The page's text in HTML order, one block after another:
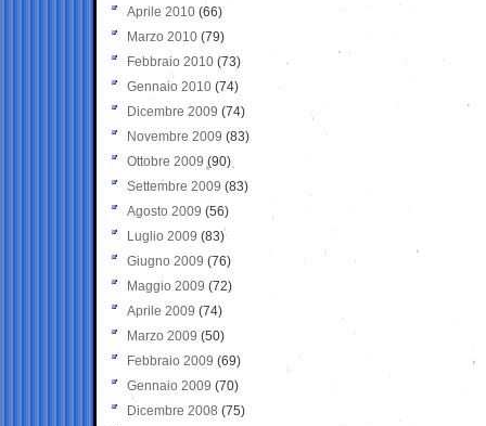
Aprile 2010 (66)
Marzo 2010 (79)
Febbraio 2010 (73)
Gennaio 2010 (74)
Dicembre 2009 (74)
Novembre 2009 (83)
Ottobre 2009 (90)
Settembre 2009 (83)
Agosto 2009 (56)
Luglio 2009 (83)
Giugno 2009 (76)
Maggio 2009 (72)
Aprile 2009 (74)
Marzo 2009 (50)
Febbraio 2009 (69)
Gennaio 2009 (70)
Dicembre 2008 (75)